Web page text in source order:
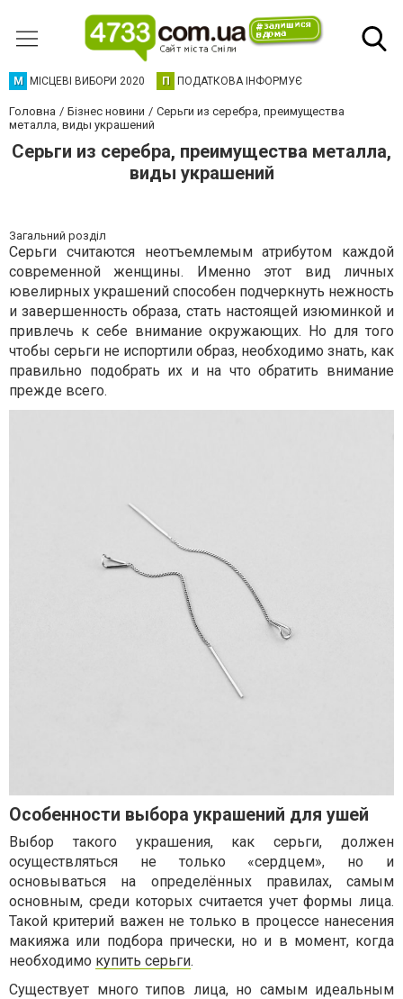
М МІСЦЕВІ ВИБОРИ 2020 П ПОДАТКОВА ІНФОРМУЄ
Головна Бізнес новини
Серьги из серебра, преимущества
металла, виды украшений
Серьги из серебра, преимущества металла,
виды украшений
Загальний розділ
Серьги считаются неотъемлемым атрибутом каждой
современной женщины. Именно этот вид личных
ювелирных украшений способен подчеркнуть нежность
и завершенность образа, стать настоящей изюминкой и
привлечь к себе внимание окружающих. Но для того
чтобы серьги не испортили образ, необходимо знать, как
правильно подобрать их и на что обратить внимание
прежде всего.
Особенности выбора украшений для ушей
Выбор такого украшения, как серьги, должен
осуществляться не только «сердцем», но и
основываться на определённых правилах, самым
основным, среди которых считается учет формы лица.
Такой критерий важен не только в процессе нанесения
макияжа или подбора прически, но и в момент, когда
необходимо купить серьги.
Существует много типов лица, но самым идеальным